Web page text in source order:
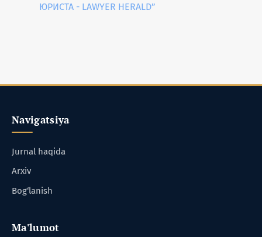
ЮРИСТА - LAWYER HERALD”
Navigatsiya
Jurnal haqida
Arxiv
Bog‘lanish
Ma'lumot